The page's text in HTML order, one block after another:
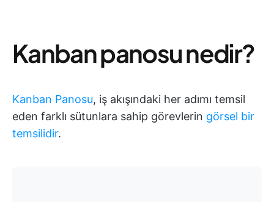
Kanban panosu nedir?
Kanban Panosu, iş akışındaki her adımı temsil
eden farklı sütunlara sahip görevlerin görsel bir
temsilidir.